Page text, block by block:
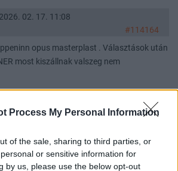
Process My Personal Information
of the sale, sharing to third parties, or
or sensitive information for
by us, please use the below opt-out
2026. 02. 17. 11:08
#114164
opus masterplast . Választások után
most kiszállnak valszeg nem
2026. 02. 17. 11:01
#114163
.ÁP 7% biztos 5év ingatlan új esetleg.vagy